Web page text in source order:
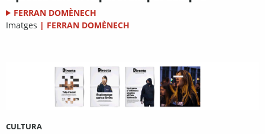
FERRAN DOMÈNECH
Imatges | FERRAN DOMÈNECH
CULTURA